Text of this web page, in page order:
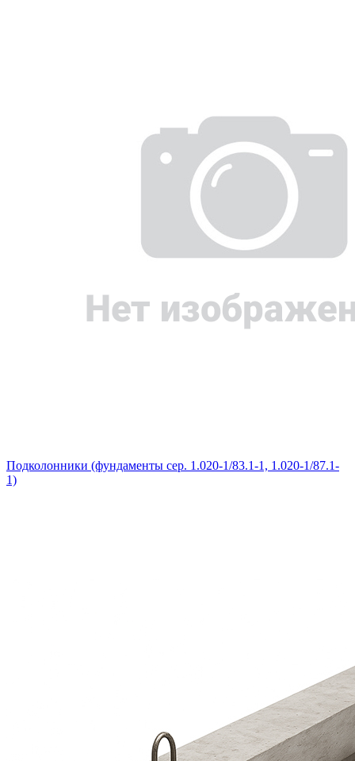
Подколонники (фундаменты сер. 1.020-1/83.1-1, 1.020-1/87.1-
1)